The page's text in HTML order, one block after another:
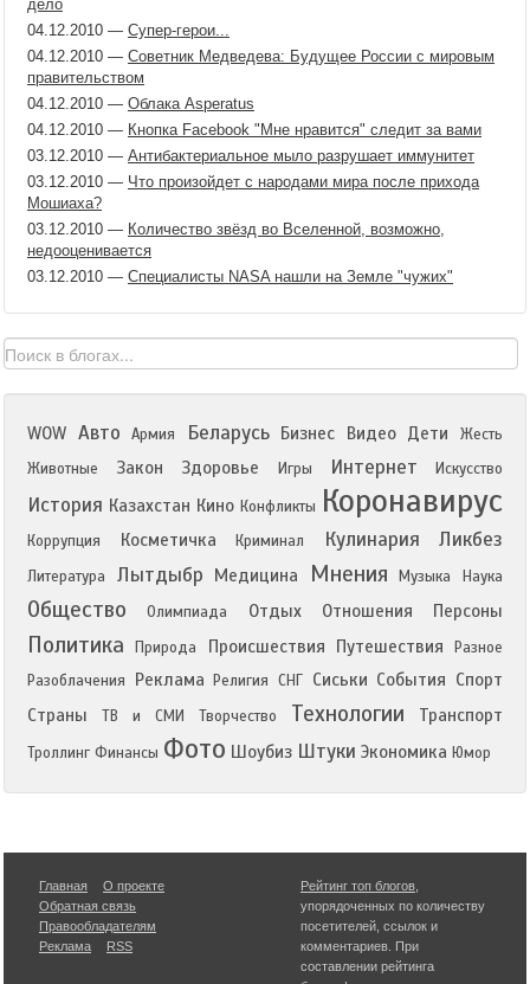
дело
04.12.2010 — Супер-герои...
04.12.2010 — Советник Медведева: Будущее России с мировым
правительством
04.12.2010 — Облака Asperatus
04.12.2010 — Кнопка Facebook "Мне нравится" следит за вами
03.12.2010 — Антибактериальное мыло разрушает иммунитет
03.12.2010 — Что произойдет с народами мира после прихода
Мошиаха?
03.12.2010 — Количество звёзд во Вселенной, возможно,
недооценивается
03.12.2010 — Специалисты NASA нашли на Земле "чужих"
WOW Авто Армия Беларусь Бизнес Видео Дети
Жесть
Животные
Закон Здоровье Игры Интернет Искусство
История Казахстан Кино Конфликты Коронавирус
Коррупция Косметичка Криминал Кулинария Ликбез
Литература Лытдыбр Медицина Мнения Музыка Наука
Общество Олимпиада Отдых Отношения Персоны
Политика Природа Происшествия Путешествия
Разное
Разоблачения
Реклама Религия СНГ Сиськи События Спорт
Страны
ТВ и СМИ Творчество Технологии Транспорт
Троллинг Финансы Фото Шоубиз Штуки Экономика Юмор
Главная
О проекте
Обратная связь
Правообладателям
Реклама
RSS
Рейтинг топ блогов
упорядоченных по количеству
посетителей, ссылок и
комментариев. При
составлении рейтинга